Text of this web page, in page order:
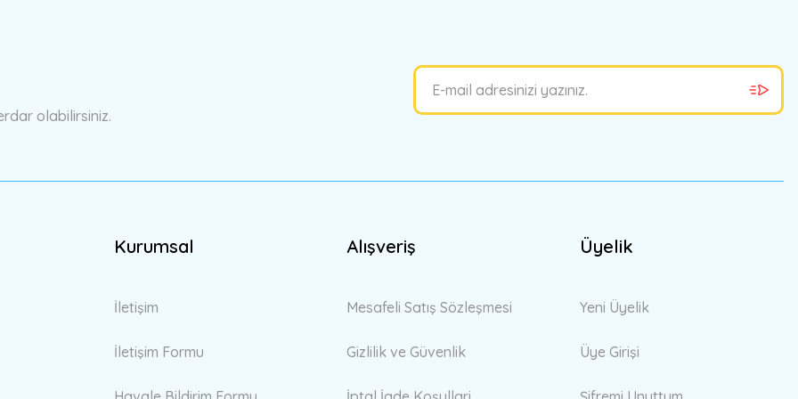
olabilirsiniz.
Kurumsal
İletişim
İletişim Formu
Alışveriş
Mesafeli Satış Sözleşmesi
Gizlilik ve Güvenlik
Üyelik
Yeni Üyelik
Üye Girişi